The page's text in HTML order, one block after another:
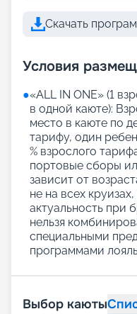
Скачать
Условия
●«АLL IN ONE» (1
в одной каюте):
место в каюте по
тарифу, один
% взрослого
портовые сборы
зависит от
не на всех
актуальность при
нельзя
специальными
программами
Выбор каюты